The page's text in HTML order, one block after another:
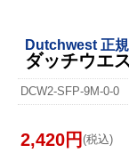
Dutchwest 正
ダッチウエ
DCW2-SFP-9M-0-0
2,420円 (税込)